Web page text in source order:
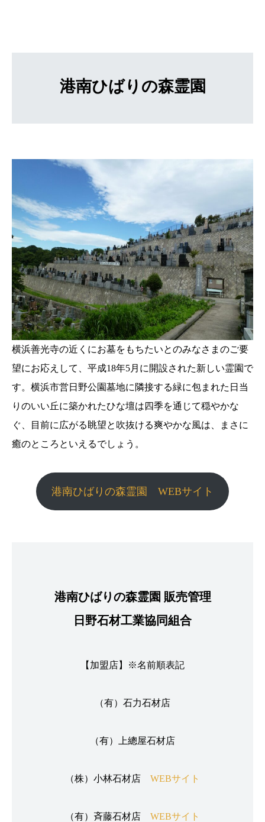
港南ひばりの森霊園
横浜善光寺の近くにお墓をもちたいとのみなさまのご要
望にお応えして、平成18年5月に開設された新しい霊園で
す。横浜市営日野公園墓地に隣接する緑に包まれた日当
りのいい丘に築かれたひな壇は四季を通じて穏やかな
ぐ、目前に広がる眺望と吹抜ける爽やかな風は、まさに
癒のところといえるでしょう。
港南ひばりの森霊園 WEBサイト
港南ひばりの森霊園 販売管理
日野石材工業協同組合
【加盟店】※名前順表記
（有）石力石材店
（有）上總屋石材店
（株）小林石材店 WEBサイト
（有）斉藤石材店 WEBサイト